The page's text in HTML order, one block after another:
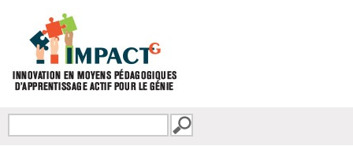
FORMULAIRE DE